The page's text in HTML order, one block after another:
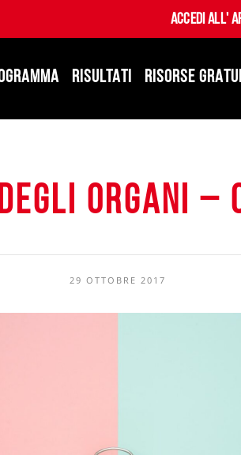
Accedi all'
RISULTATI RISORSE
organi
29 OTTOBRE 2017